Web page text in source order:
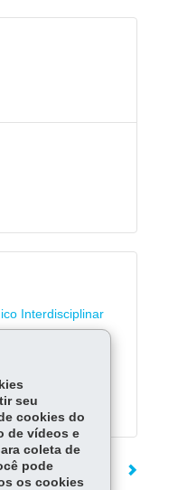
Interdisciplinar
de Londrina Pe.
de
seu
cookies do
de vídeos e
coleta de
pode
os cookies